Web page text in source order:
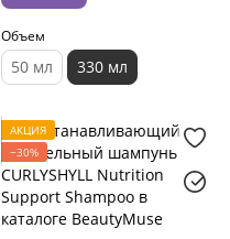
Объем
50 мл 330 мл
АКЦИЯ
−30%